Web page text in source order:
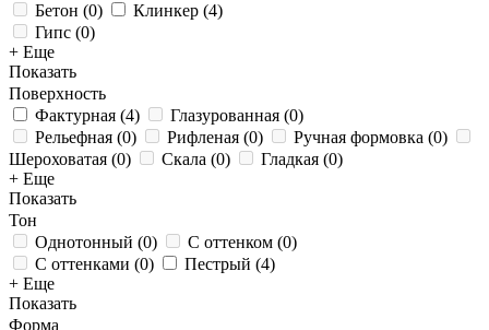
Бетон (0) Клинкер (4)
Гипс (0)
+ Еще
Показать
Поверхность
Фактурная (4) Глазурованная (0)
Рельефная (0) Рифленая (0) Ручная формовка (0)
Шероховатая (0) Скала (0) Гладкая (0)
+ Еще
Показать
Тон
Однотонный (0) С оттенком (0)
С оттенками (0) Пестрый (4)
+ Еще
Показать
Форма